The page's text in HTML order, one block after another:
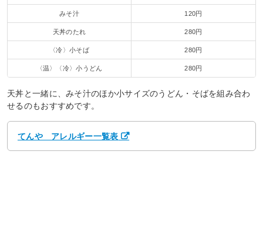
みそ汁 120円
天丼のたれ 280円
〈冷〉小そば 280円
〈温〉〈冷〉小うどん 280円
天丼と一緒に、みそ汁のほか小サイズのうどん・そばを組み合わ
せるのもおすすめです。
てんや アレルギー一覧表